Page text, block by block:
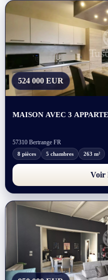
524 000 EUR
MAISON AVEC 3
57310 Bertrange FR
8 pièces 5 chambres 263 m²
Voir